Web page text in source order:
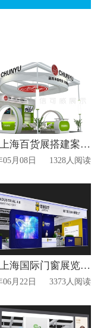
2025上海百货展搭建案例赏析
05月08日 1328人阅读
2022上海国际门窗展览会案例赏析
06月22日 3373人阅读